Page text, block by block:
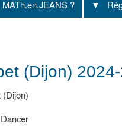
MATh.en.JEANS ?
(Dijon)
(Dijon)